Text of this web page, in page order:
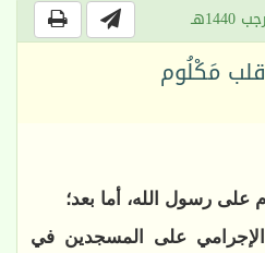
مَكْلُوم
على رسول الله، أما بعد؛
الإجرامي على المسجدين في